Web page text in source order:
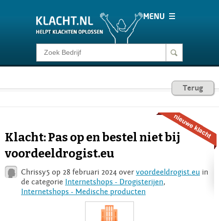
Klacht melden
Consumentenrecht
Voor Bedrijven
Login
Terug
Klacht: Pas op en bestel niet bij
voordeeldrogist.eu
Chrissy5 op 28 februari 2024 overvoordeeldrogist.eu in
de categorie Internetshops - Drogisterijen,
Internetshops - Medische producten